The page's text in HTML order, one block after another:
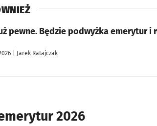
pewne. Będzie podwyżka emerytur i
| Jarek Ratajczak
2026